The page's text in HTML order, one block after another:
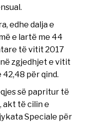
edhe dalja e
e lartë me 44
të vitit 2017
zgjedhjet e vitit
për qind.
së papritur të
akt të cilin e
Speciale për